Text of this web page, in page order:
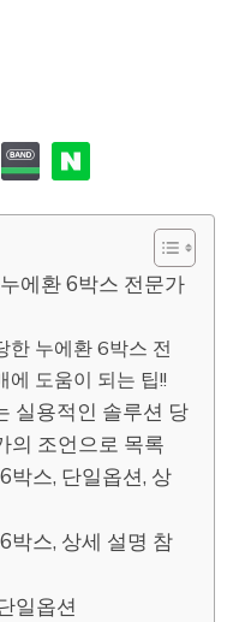
에환 6박스 전문가
한 누에환 6박스 전
에 도움이 되는 팁!!
실용적인 솔루션 당
의 조언으로 목록
박스, 단일옵션, 상
박스, 상세 설명 참
일옵션